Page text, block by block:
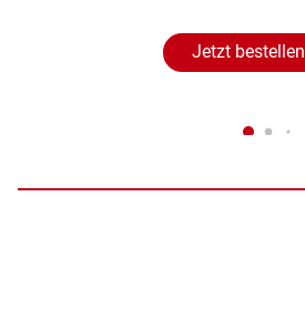
Jetzt bestellen